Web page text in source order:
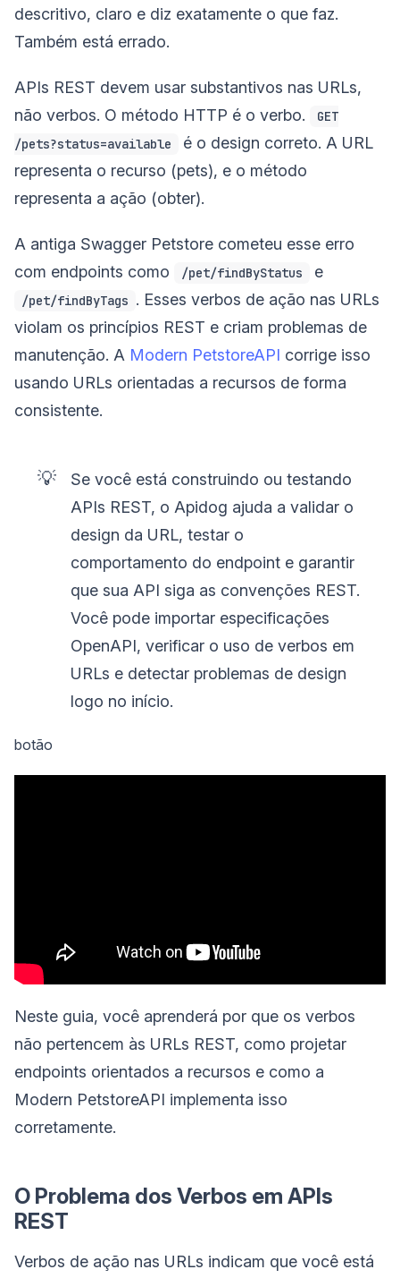
descritivo, claro e diz exatamente o que faz.
Também está errado.
APIs REST devem usar substantivos nas URLs,
não verbos. O método HTTP é o verbo.
GET
/pets?status=available
é o design correto. A URL
representa o recurso (pets), e o método
representa a ação (obter).
A antiga Swagger Petstore cometeu esse erro
com endpoints como
/pet/findByStatus e
/pet/findByTags . Esses verbos de ação nas URLs
violam os princípios REST e criam problemas de
manutenção. A Modern PetstoreAPI corrige isso
usando URLs orientadas a recursos de forma
consistente.
💡
Se você está construindo ou testando
APIs REST, o Apidog ajuda a validar o
design da URL, testar o
comportamento do endpoint e garantir
que sua API siga as convenções REST.
Você pode importar especificações
OpenAPI, verificar o uso de verbos em
URLs e detectar problemas de design
logo no início.
botão
Neste guia, você aprenderá por que os verbos
não pertencem às URLs REST, como projetar
endpoints orientados a recursos e como a
Modern PetstoreAPI implementa isso
corretamente.
O Problema dos Verbos em APIs
REST
Verbos de ação nas URLs indicam que você está